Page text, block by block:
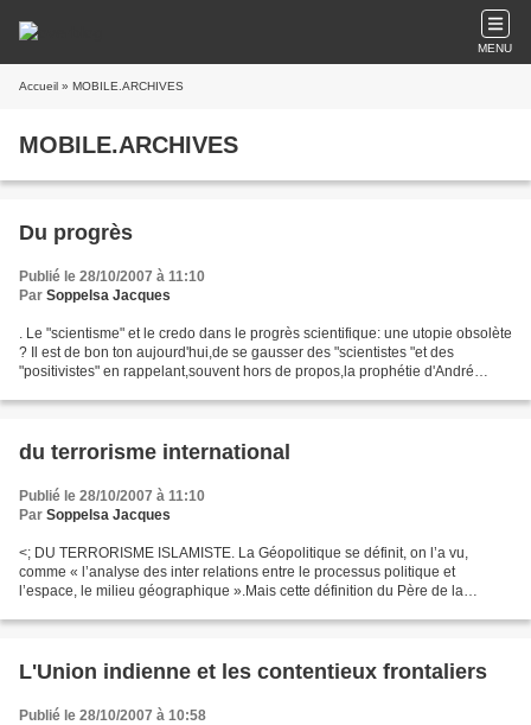
MENU
Accueil » MOBILE.ARCHIVES
MOBILE.ARCHIVES
Du progrès
Publié le 28/10/2007 à 11:10
Par Soppelsa Jacques
. Le "scientisme" et le credo dans le progrès scientifique: une utopie obsolète
? Il est de bon ton aujourd'hui,de se gausser des "scientistes "et des
"positivistes" en rappelant,souvent hors de propos,la prophétie d'André
du terrorisme international
Publié le 28/10/2007 à 11:10
Par Soppelsa Jacques
<; DU TERRORISME ISLAMISTE. La Géopolitique se définit, on l’a vu,
comme « l’analyse des inter relations entre le processus politique et
l’espace, le milieu géographique ».Mais cette définition du Père de la
L'Union indienne et les contentieux frontaliers
Publié le 28/10/2007 à 10:58